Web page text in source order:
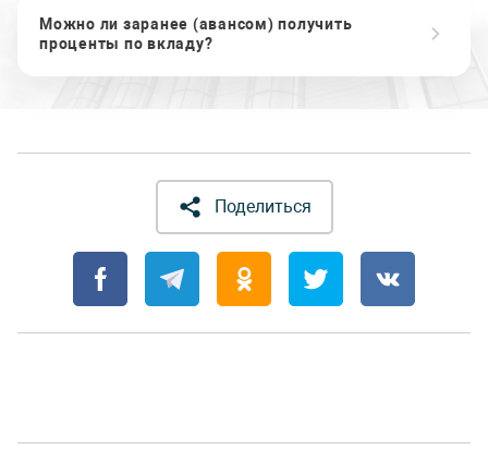
Можно ли заранее (авансом) получить
проценты по вкладу?
Поделиться